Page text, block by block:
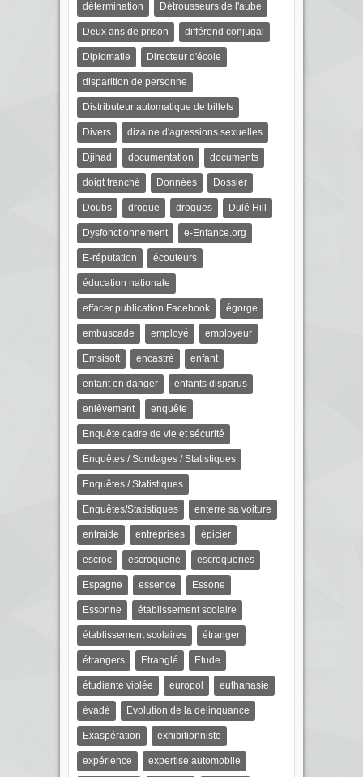
détermination Détrousseurs de l'aube
Deux ans de prison différend conjugal
Diplomatie Directeur d'école
disparition de personne
Distributeur automatique de billets
Divers dizaine d'agressions sexuelles
Djihad documentation documents
doigt tranché Données Dossier
Doubs drogue drogues Dulé Hill
Dysfonctionnement e-Enfance.org
E-réputation écouteurs
éducation nationale
effacer publication Facebook égorge
embuscade employé employeur
Emsisoft encastré enfant
enfant en danger enfants disparus
enlèvement enquête
Enquête cadre de vie et sécurité
Enquêtes / Sondages / Statistiques
Enquêtes / Statistiques
Enquêtes/Statistiques enterre sa voiture
entraide entreprises épicier
escroc escroquerie escroqueries
Espagne essence Essone
Essonne établissement scolaire
établissement scolaires étranger
étrangers Etranglé Etude
étudiante violée europol euthanasie
évadé Evolution de la délinquance
Exaspération exhibitionniste
expérience expertise automobile